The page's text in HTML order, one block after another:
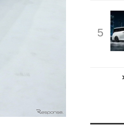
《写真撮影 高